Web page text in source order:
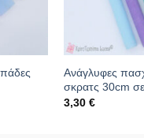
Ανάγλυφες
σκρατς 30cm
3,30 €